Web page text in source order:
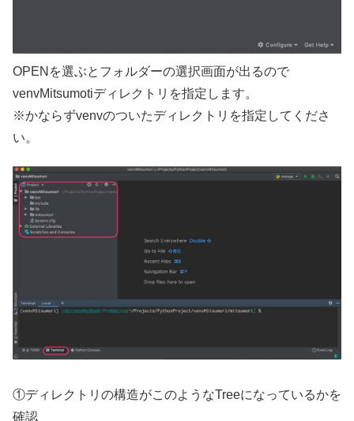
OPENを選ぶとフォルダーの選択画面が出るので
venvMitsumotiディレクトリを指定します。
※かならずvenvのついたディレクトリを指定してくださ
い。
①ディレクトリの構造がこのようなTreeになっているかを
確認